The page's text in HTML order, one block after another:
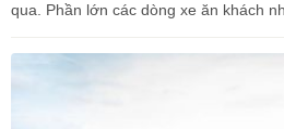
qua. Phần lớn các dòng xe ăn khách